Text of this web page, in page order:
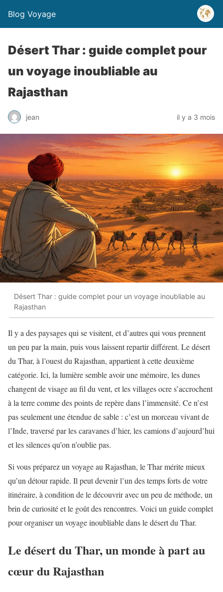
Blog Voyage
Désert Thar : guide complet pour
un voyage inoubliable au
Rajasthan
jean il y a 3 mois
Désert Thar : guide complet pour un voyage inoubliable au
Rajasthan
Il y a des paysages qui se visitent, et d’autres qui vous prennent
un peu par la main, puis vous laissent repartir différent. Le désert
du Thar, à l’ouest du Rajasthan, appartient à cette deuxième
catégorie. Ici, la lumière semble avoir une mémoire, les dunes
changent de visage au fil du vent, et les villages ocre s’accrochent
à la terre comme des points de repère dans l’immensité. Ce n’est
pas seulement une étendue de sable : c’est un morceau vivant de
l’Inde, traversé par les caravanes d’hier, les camions d’aujourd’hui
et les silences qu’on n’oublie pas.
Si vous préparez un voyage au Rajasthan, le Thar mérite mieux
qu’un détour rapide. Il peut devenir l’un des temps forts de votre
itinéraire, à condition de le découvrir avec un peu de méthode, un
brin de curiosité et le goût des rencontres. Voici un guide complet
pour organiser un voyage inoubliable dans le désert du Thar.
Le désert du Thar, un monde à part au
cœur du Rajasthan